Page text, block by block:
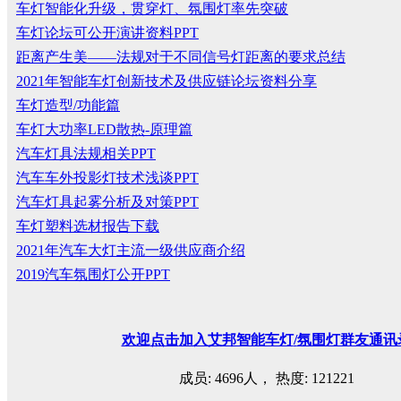
车灯智能化升级，贯穿灯、氛围灯率先突破
车灯论坛可公开演讲资料PPT
距离产生美——法规对于不同信号灯距离的要求总结
2021年智能车灯创新技术及供应链论坛资料分享
车灯造型/功能篇
车灯大功率LED散热-原理篇
汽车灯具法规相关PPT
汽车车外投影灯技术浅谈PPT
汽车灯具起雾分析及对策PPT
车灯塑料选材报告下载
2021年汽车大灯主流一级供应商介绍
2019汽车氛围灯公开PPT
欢迎点击加入艾邦智能车灯/氛围灯群友通讯
成员: 4696人， 热度: 121221